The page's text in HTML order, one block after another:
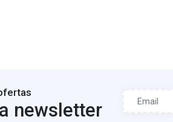
newsletter